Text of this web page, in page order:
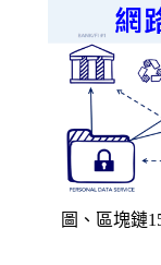
圖、區塊鏈